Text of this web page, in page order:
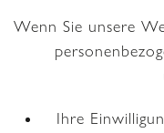
Wenn Sie unsere
Ihre